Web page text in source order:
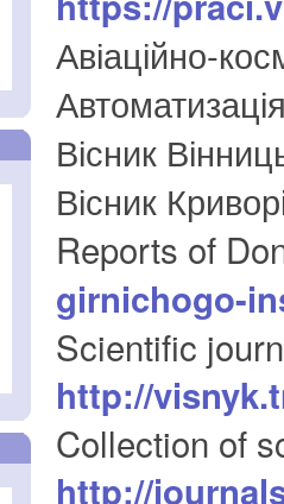
Авіаційно-
Вісник
Вісник
Reports of
girnichogo-
Scientific
http://
Collection of
http://